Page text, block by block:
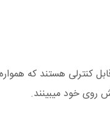
کنترلی هستند که
روی خود میبینند.